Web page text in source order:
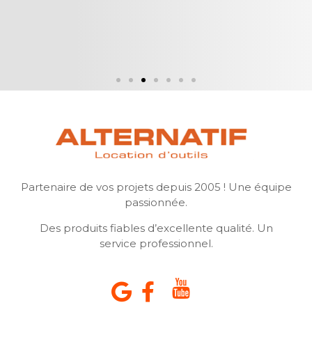
Partenaire de vos projets depuis 2005 ! Une équipe
passionnée.
Des produits fiables d’excellente qualité. Un
service professionnel.